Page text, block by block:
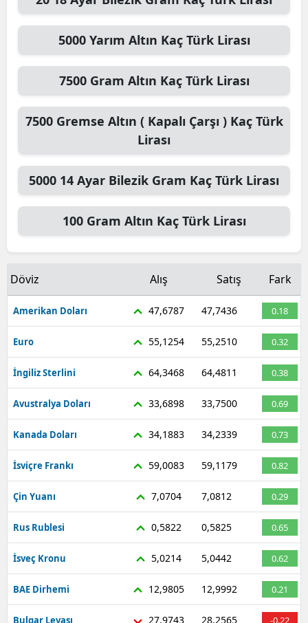
5000 Yarım Altın Kaç Türk Lirası
7500 Gram Altın Kaç Türk Lirası
7500 Gremse Altın ( Kapalı Çarşı )Kaç Türk
Lirası
5000 14 Ayar Bilezik Gram Kaç Türk Lirası
100 Gram Altın Kaç Türk Lirası
Döviz Alış Satış Fark
Amerikan Doları 47,6787 47,7436 0.18
Euro 55,1254 55,2510 0.32
İngiliz Sterlini 64,3468 64,4811 0.38
Avustralya Doları 33,6898 33,7500 0.69
Kanada Doları 34,1883 34,2339 0.73
İsviçre Frankı 59,0083 59,1179 0.82
Çin Yuanı 7,0704 7,0812 0.29
Rus Rublesi 0,5822 0,5825 0.65
İsveç Kronu 5,0214 5,0442 0.62
BAE Dirhemi 12,9805 12,9992 0.21
Bulgar Levası 27,9743 28,2565 -0.22